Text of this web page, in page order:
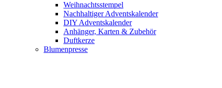
Weihnachtsstempel
Nachhaltiger Adventskalender
DIY Adventskalender
Anhänger, Karten & Zubehör
Duftkerze
Blumenpresse